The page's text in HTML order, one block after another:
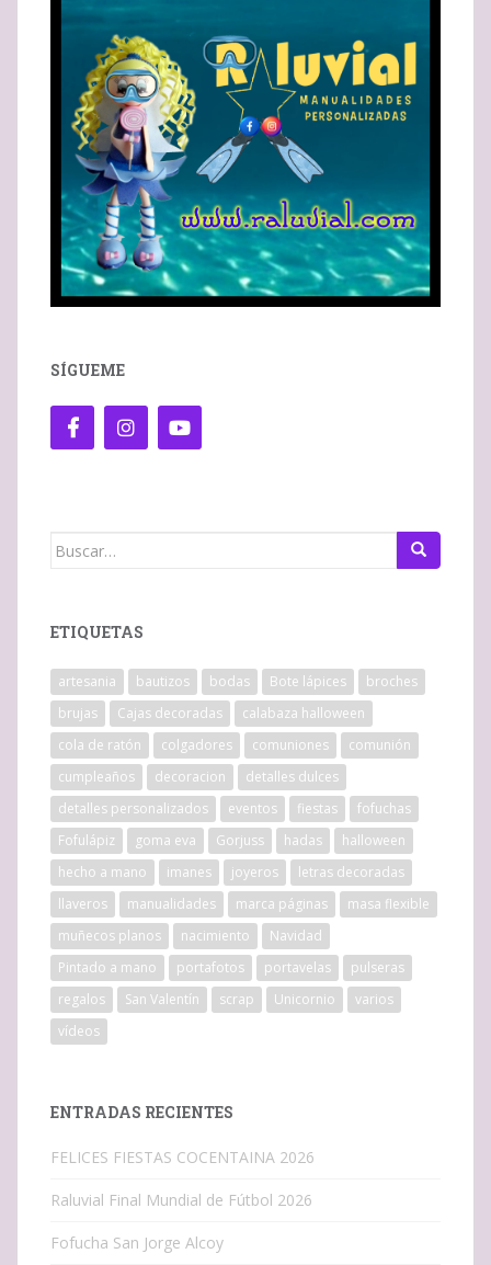
SÍGUEME
Buscar:
ETIQUETAS
artesania bautizos bodas Bote lápices
broches
brujas
Cajas decoradas
calabaza halloween
cola de ratón
colgadores comuniones
comunión
cumpleaños
decoracion
detalles dulces
detalles personalizados
eventos fiestas
fofuchas
Fofulápiz
goma eva Gorjuss hadas
halloween
hecho a mano
imanes joyeros
letras decoradas
llaveros
manualidades marca páginas
masa flexible
muñecos planos
nacimiento
Navidad
Pintado a mano
portafotos portavelas
pulseras
regalos
San Valentín scrap Unicornio
varios
vídeos
ENTRADAS RECIENTES
FELICES FIESTAS COCENTAINA 2026
Raluvial Final Mundial de Fútbol 2026
Fofucha San Jorge Alcoy